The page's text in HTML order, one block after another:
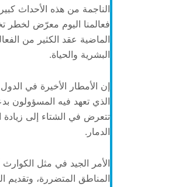
الناجمة من هذه الأحداث
فعالمنا اليوم معرّض لخطر
الماضية عقد الكثير من
البشرية والحياة.
إن الأمطار الأخيرة في
الذي تعهد فيه المسؤولون
تتعرض في الشتاء إلى
الدمار.
الأمر الجيد في مثل
المناطق المتضررة، وتقديم